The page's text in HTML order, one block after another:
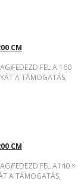
CM
FEL A 160
A TÁMOGATÁS,
CM
FEL A140 ×
A TÁMOGATÁS,